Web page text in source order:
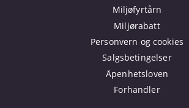
Miljøfyrtårn
Miljørabatt
Personvern og cookies
Salgsbetingelser
Åpenhetsloven
Forhandler